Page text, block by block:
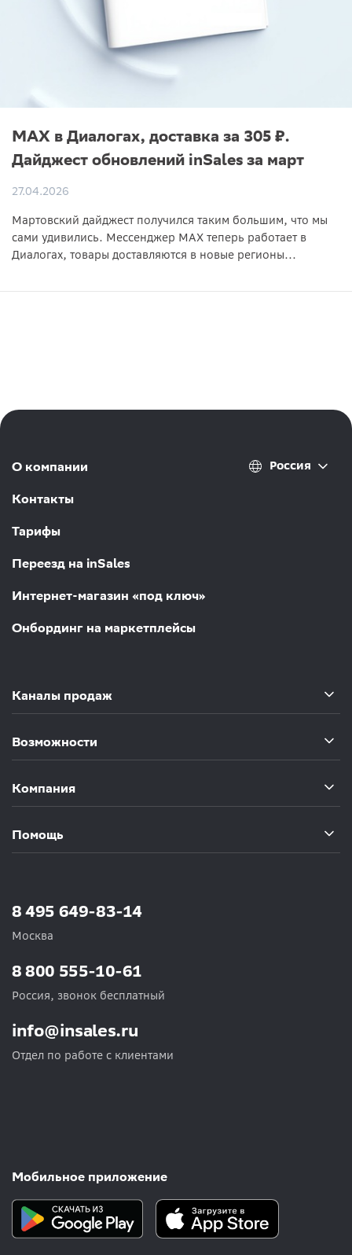
MAX в Диалогах, доставка за 305 ₽.
Дайджест обновлений inSales за март
27.04.2026
Мартовский дайджест получился таким большим, что мы
сами удивились. Мессенджер MAX теперь работает в
Диалогах, товары доставляются в новые регионы...
О компании
Контакты
Тарифы
Переезд на inSales
Интернет-магазин «под ключ»
Онбординг на маркетплейсы
Россия
Каналы продаж
Возможности
Компания
Помощь
8 495 649-83-14
Москва
info@insales.ru
Отдел по работе с клиентами
8 800 555-10-61
Россия, звонок бесплатный
Мобильное приложение